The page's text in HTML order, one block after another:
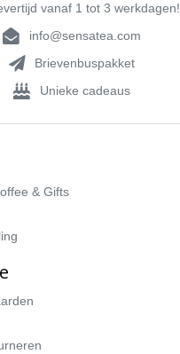
vanaf 1 tot 3 werkdagen!
info@sensatea.com
Brievenbuspakket
Unieke cadeaus
& Gifts